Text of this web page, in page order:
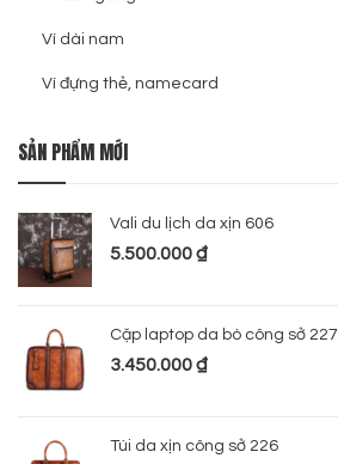
Ví dài nam
Ví đựng thẻ, namecard
SẢN PHẨM MỚI
Vali du lịch da xịn 606
5.500.000₫
Cặp laptop da bò công sở 227
3.450.000₫
Túi da xịn công sở 226